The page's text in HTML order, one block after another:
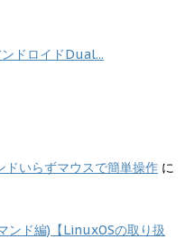
ドロイドDual...
いらずマウスで簡単操作 に
ンド編)【LinuxOSの取り扱